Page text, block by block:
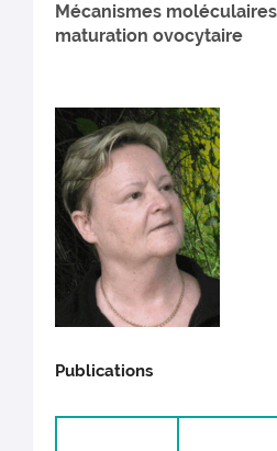
Mécanismes
maturation ovocytaire
Publications